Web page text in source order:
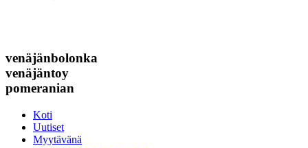
venäjänbolonka
venäjäntoy
pomeranian
Koti
Uutiset
Myytävänä